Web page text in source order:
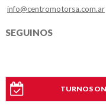
info@centromotorsa.com.ar
SEGUINOS
TURNOS